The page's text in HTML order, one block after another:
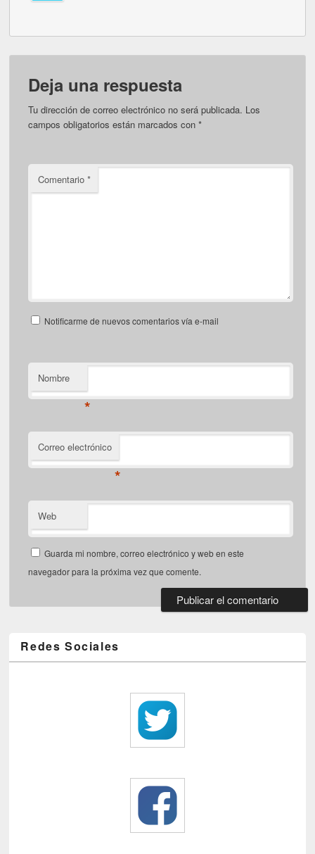
Deja una respuesta
Tu dirección de correo electrónico no será publicada. Los
campos obligatorios están marcados con*
Comentario*
Notificarme de nuevos comentarios vía e-mail
Nombre
*
Correo electrónico
*
Web
Guarda mi nombre, correo electrónico y web en este
navegador para la próxima vez que comente.
Redes Sociales